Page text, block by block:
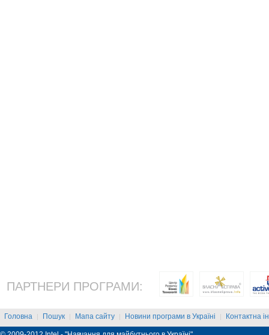
ПАРТНЕРИ ПРОГРАМИ:
Головна | Пошук | Мапа сайту | Новини програми в Україні | Контактна